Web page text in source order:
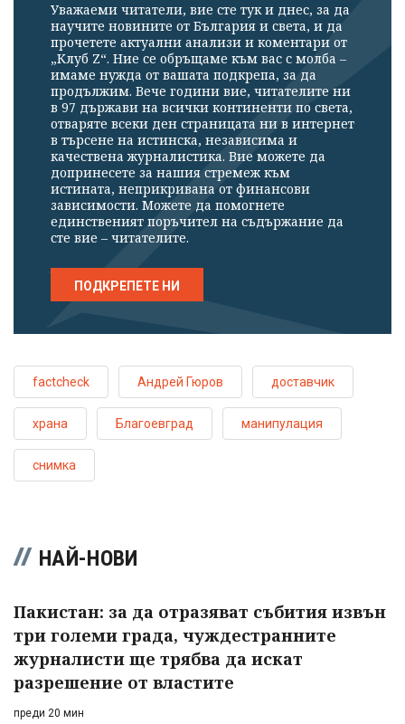
Уважаеми читатели, вие сте тук и днес, за да
научите новините от България и света, и да
прочетете актуални анализи и коментари от
„Клуб Z“. Ние се обръщаме към вас с молба –
имаме нужда от вашата подкрепа, за да
продължим. Вече години вие, читателите ни
в 97 държави на всички континенти по света,
отваряте всеки ден страницата ни в интернет
в търсене на истинска, независима и
качествена журналистика. Вие можете да
допринесете за нашия стремеж към
истината, неприкривана от финансови
зависимости. Можете да помогнете
единственият поръчител на съдържание да
сте вие – читателите.
ПОДКРЕПЕТЕ НИ
factcheck Андрей Гюров доставчик
храна Благоевград манипулация
снимка
НАЙ-НОВИ
Пакистан: за да отразяват събития извън
три големи града, чуждестранните
журналисти ще трябва да искат
разрешение от властите
преди 20 мин